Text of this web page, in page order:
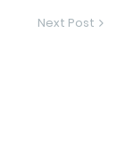
Next Post